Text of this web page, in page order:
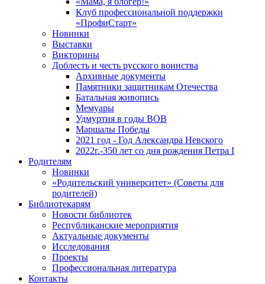
Клуб профессиональной поддержки
«ПрофиСтарт»
Новинки
Выставки
Викторины
Доблесть и честь русского воинства
Архивные документы
Памятники защитникам Отечества
Батальная живопись
Мемуары
Удмуртия в годы ВОВ
Маршалы Победы
2021 год - Год Александра Невского
2022г.-350 лет со дня рождения Петра I
Родителям
Новинки
«Родительский университет» (Советы для
родителей)
Библиотекарям
Новости библиотек
Республиканские мероприятия
Актуальные документы
Исследования
Проекты
Профессиональная литература
Контакты